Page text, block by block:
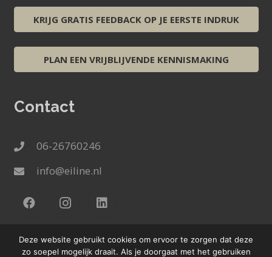
KRIJG GRATIS FEEDBACK OP JE EERSTE INDRUK
PLAN EEN VRIJBLIJVENDE KENNISMAKING
Contact
06-26760246
info@eiline.nl
Deze website gebruikt cookies om ervoor te zorgen dat deze
zo soepel mogelijk draait. Als je doorgaat met het gebruiken